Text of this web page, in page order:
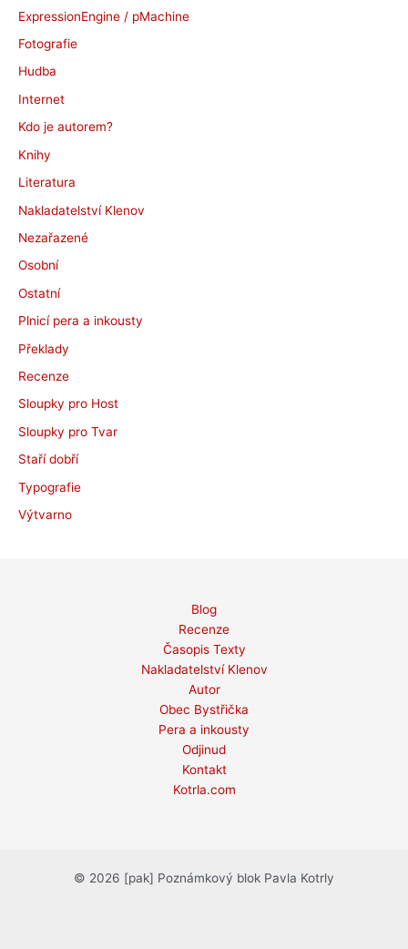
ExpressionEngine / pMachine
Fotografie
Hudba
Internet
Kdo je autorem?
Knihy
Literatura
Nakladatelství Klenov
Nezařazené
Osobní
Ostatní
Plnicí pera a inkousty
Překlady
Recenze
Sloupky pro Host
Sloupky pro Tvar
Staří dobří
Typografie
Výtvarno
Blog
Recenze
Časopis Texty
Nakladatelství Klenov
Autor
Obec Bystřička
Pera a inkousty
Odjinud
Kontakt
Kotrla.com
© 2026 [pak] Poznámkový blok Pavla Kotrly